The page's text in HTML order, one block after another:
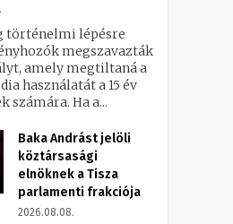
történelmi lépésre
megszavazták
amely megtiltaná a
használatát a 15 év
számára. Ha a...
Baka Andrást jelöli
köztársasági
elnöknek a Tisza
parlamenti frakciója
2026.08.08.